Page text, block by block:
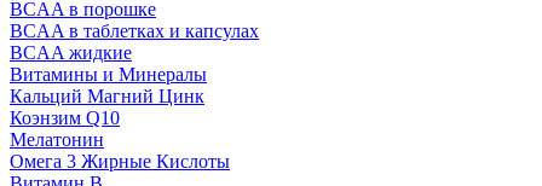
BCAA в порошке
BCAA в таблетках и капсулах
BCAA жидкие
Витамины и Минералы
Кальций Магний Цинк
Коэнзим Q10
Мелатонин
Омега 3 Жирные Кислоты